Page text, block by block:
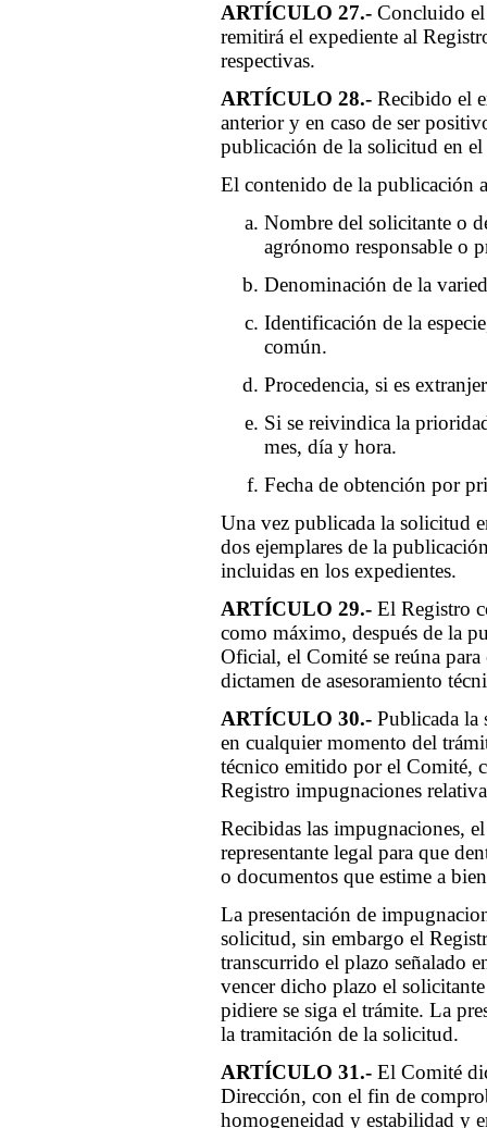
ARTÍCULO 27.- Concluido
remitirá el expediente al
respectivas.
ARTÍCULO 28.- Recibido el
anterior y en caso de ser
publicación de la solicitud en
El contenido de la publicación
Nombre del solicitante o
agrónomo responsable o
Denominación de la
Identificación de la
común.
Procedencia, si es
Si se reivindica la
mes, día y hora.
Fecha de obtención por
Una vez publicada la solicitud
dos ejemplares de la
incluidas en los expedientes.
ARTÍCULO 29.- El Registro
como máximo, después de la
Oficial, el Comité se reúna
dictamen de asesoramiento
ARTÍCULO 30.- Publicada la
en cualquier momento del
técnico emitido por el Comité,
Registro impugnaciones
Recibidas las impugnaciones,
representante legal para que
o documentos que estime a
La presentación de
solicitud, sin embargo el
transcurrido el plazo señalado
vencer dicho plazo el
pidiere se siga el trámite. La
la tramitación de la solicitud.
ARTÍCULO 31.- El Comité
Dirección, con el fin de
homogeneidad y estabilidad y